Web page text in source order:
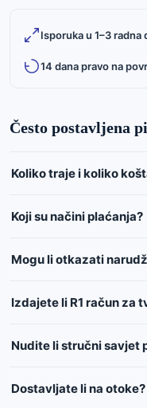
Isporuka u 1–3 radna
14 dana pravo na
Često postavljena
Koliko traje i koliko
Koji su načini plaćanja?
Mogu li otkazati
Izdajete li R1 račun za
Nudite li stručni savjet
Dostavljate li na otoke?